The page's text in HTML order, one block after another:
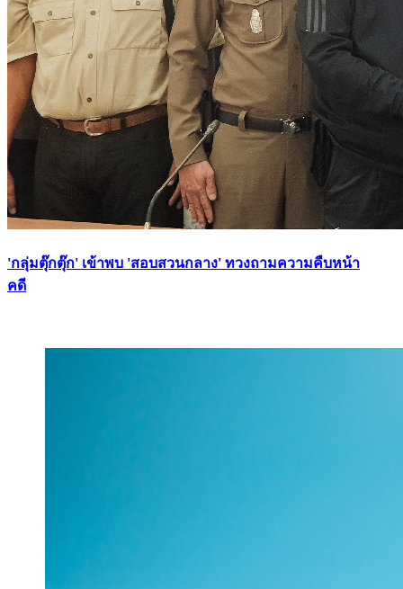
'กลุ่มตุ๊กตุ๊ก' เข้าพบ 'สอบสวนกลาง' ทวงถามความคืบหน้า
คดี